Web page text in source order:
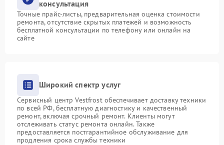
консультация
Точные прайс-листы, предварительная оценка стоимости
ремонта, отсутствие скрытых платежей и возможность
бесплатной консультации по телефону или онлайн на
сайте
Широкий спектр услуг
Сервисный центр Vestfrost обеспечивает доставку техники
по всей РФ, бесплатную диагностику и качественный
ремонт, включая срочный ремонт. Клиенты могут
отслеживать статус ремонта онлайн. Также
предоставляется постгарантийное обслуживание для
продления срока службы техники